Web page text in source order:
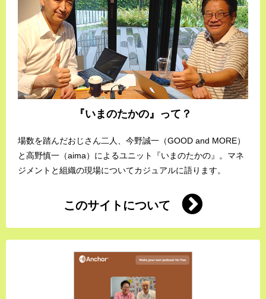
『いまのたかの』って？
場数を踏んだおじさん二人、今野誠一（GOOD and MORE）
と高野慎一（aima）によるユニット『いまのたかの』。マネ
ジメントと組織の現場についてカジュアルに語ります。
このサイトについて